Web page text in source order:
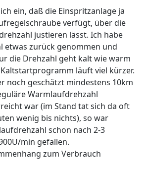
ein, daß die Einspritzanlage ja
verfügt, über die
justieren lässt. Ich habe
etwas zurück genommen und
die Drehzahl geht kalt wie warm
läuft viel kürzer.
noch geschätzt mindestens 10km
Warmlaufdrehzahl
war (im Stand tat sich da oft
wenig bis nichts), so war
schon nach 2-3
min gefallen.
zum Verbrauch